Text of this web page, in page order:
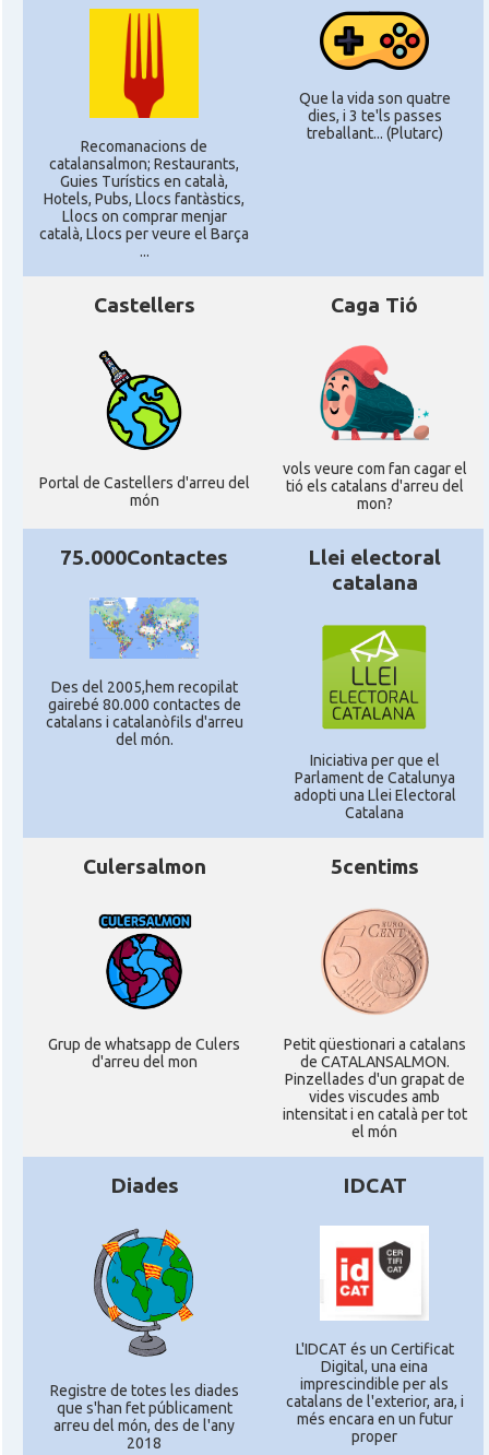
Recomanacions de
catalansalmon; Restaurants,
Guies Turístics en català,
Hotels, Pubs, Llocs fantàstics,
Llocs on comprar menjar
català, Llocs per veure el Barça
...
Que la vida son quatre
dies, i 3 te'ls passes
treballant... (Plutarc)
Castellers
Portal de Castellers d'arreu del
món
Caga Tió
vols veure com fan cagar el
tió els catalans d'arreu del
mon?
75.000Contactes
Des del 2005,hem recopilat
gairebé 80.000 contactes de
catalans i catalanòfils d'arreu
del món.
Llei electoral
catalana
Iniciativa per que el
Parlament de Catalunya
adopti una Llei Electoral
Catalana
Culersalmon
Grup de whatsapp de Culers
d'arreu del mon
5centims
Petit qüestionari a catalans
de CATALANSALMON.
Pinzellades d'un grapat de
vides viscudes amb
intensitat i en català per tot
el món
Diades
Registre de totes les diades
que s'han fet públicament
arreu del món, des de l'any
2018
IDCAT
L'IDCAT és un Certificat
Digital, una eina
imprescindible per als
catalans de l'exterior, ara, i
més encara en un futur
proper